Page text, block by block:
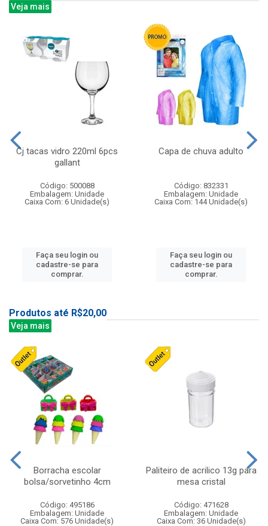
Veja mais
Cj tacas vidro 220ml 6pcs
gallant
Código: 500088
Embalagem: Unidade
Caixa Com: 6 Unidade(s)
Faça seu login ou
cadastre-se para
comprar.
Capa de chuva adulto
Código: 832331
Embalagem: Unidade
Caixa Com: 144 Unidade(s)
Faça seu login ou
cadastre-se para
comprar.
Produtos até R$20,00
Veja mais
Borracha escolar
bolsa/sorvetinho 4cm
Código: 495186
Embalagem: Unidade
Caixa Com: 576 Unidade(s)
Paliteiro de acrilico 13g para
mesa cristal
Código: 471628
Embalagem: Unidade
Caixa Com: 36 Unidade(s)